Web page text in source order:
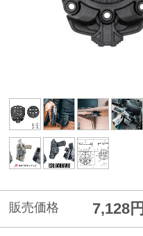
販売価格 7,128円